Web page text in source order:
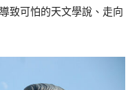
致可怕的天文學說、走向